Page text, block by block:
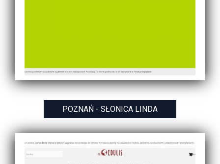
POZNAŃ - SŁONICA LINDA